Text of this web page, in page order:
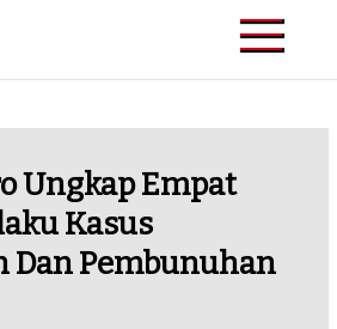
Ungkap Empat
Kasus
Dan Pembunuhan